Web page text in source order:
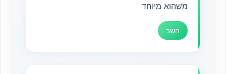
משהוא מיוחד
השב